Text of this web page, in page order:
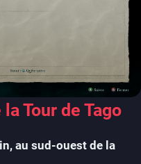
Tour de Tago
au sud-ouest de la